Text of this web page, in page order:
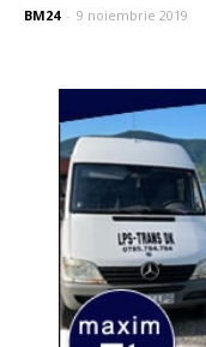
BM24 - 9 noiembrie 2019